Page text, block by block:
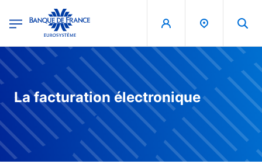
Banque de France - Menu Principal
La facturation électronique